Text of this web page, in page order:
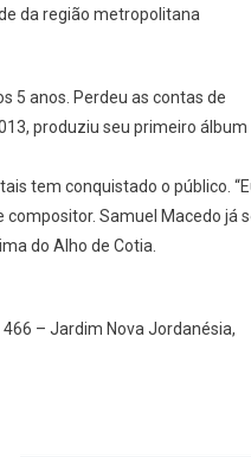
da região metropolitana
5 anos. Perdeu as contas de
produziu seu primeiro álbum
tem conquistado o público.
Samuel Macedo já
do Alho de Cotia.
– Jardim Nova Jordanésia,